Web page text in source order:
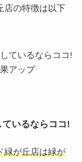
店の特徴は以下
ているならココ!
アップ
いるならココ!
緑が丘店は緑が